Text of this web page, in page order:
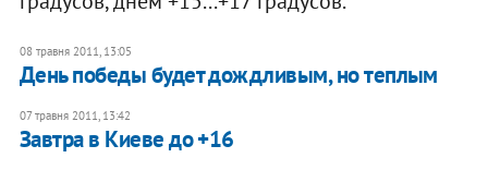
08 травня 2011, 13:05
День победы будет дождливым, но теплым
07 травня 2011, 13:42
Завтра в Киеве до +16